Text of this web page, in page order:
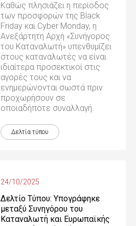
Καθώς πλησιάζει η περίοδος
των προσφορών της Black
Friday και Cyber Monday, η
Ανεξάρτητη Αρχή «Συνήγορος
του Καταναλωτή» υπενθυμίζει
στους καταναλωτές να είναι
ιδιαίτερα προσεκτικοί στις
αγορές τους και να
ενημερώνονται σωστά πριν
προχωρήσουν σε
οποιαδήποτε συναλλαγή.
Δελτία τύπου
24/10/2025
Δελτίο Τύπου: Υπογράφηκε
μεταξύ Συνηγόρου του
Καταναλωτή και Ευρωπαϊκής